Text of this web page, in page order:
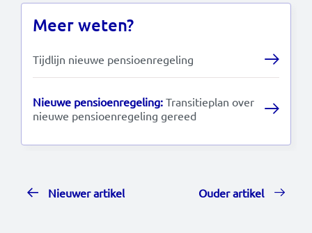
Meer weten?
Tijdlijn nieuwe pensioenregeling
Nieuwe pensioenregeling: Transitieplan over
nieuwe pensioenregeling gereed
Nieuwer artikel Ouder artikel